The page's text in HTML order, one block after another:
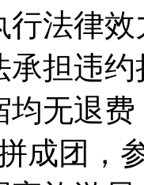
行法律
承担违
均无退
成团，